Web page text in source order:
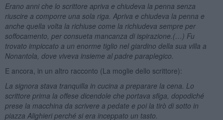
Erano anni che lo scrittore apriva e chiudeva la penna senza
riuscire a comporre una sola riga. Apriva e chiudeva la penna e
anche quella volta la richiuse come la richiudeva sempre per
soffocamento, per consueta mancanza di ispirazione.(…) Fu
trovato impiccato a un enorme tiglio nel giardino della sua villa a
Nonantola, dove viveva insieme al padre paraplegico.
E ancora, in un altro racconto (La moglie dello scrittore):
La signora stava tranquilla in cucina a preparare la cena. Lo
scrittore prima la offese dicendole che portava sfiga, dopodiché
prese la macchina da scrivere a pedate e poi la tirò di sotto in
piazza Alighieri perché si era inceppato un tasto.